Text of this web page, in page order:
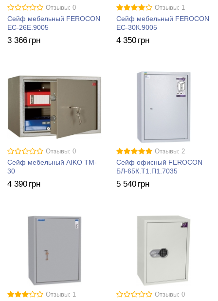
Отзывы: 0
Сейф мебельный FEROCON
ЕС-26Е.9005
3 366 грн
Отзывы: 1
Сейф мебельный FEROCON
ЕС-30К.9005
4 350 грн
Отзывы: 0
Сейф мебельный AIKO ТM-
30
4 390 грн
Отзывы: 2
Сейф офисный FEROCON
БЛ-65К.Т1.П1.7035
5 540 грн
Отзывы: 1 Отзывы: 0